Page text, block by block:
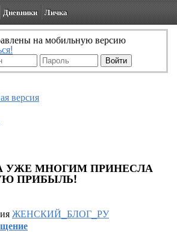
Дневники Личка
на мобильную версию
версия
УЖЕ МНОГИМ ПРИНЕСЛА
ПРИБЫЛЬ!
ЖЕНСКИЙ_БЛОГ_РУ